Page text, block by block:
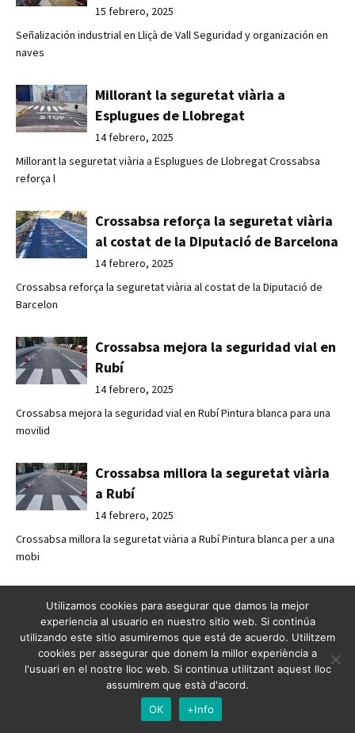
15 febrero, 2025
Señalización industrial en Lliçà de Vall Seguridad y organización en
naves
Millorant la seguretat viària a
Esplugues de Llobregat
14 febrero, 2025
Millorant la seguretat viària a Esplugues de Llobregat Crossabsa
reforça l
Crossabsa reforça la seguretat viària
al costat de la Diputació de Barcelona
14 febrero, 2025
Crossabsa reforça la seguretat viària al costat de la Diputació de
Barcelon
Crossabsa mejora la seguridad vial en
Rubí
14 febrero, 2025
Crossabsa mejora la seguridad vial en Rubí Pintura blanca para una
movilid
Crossabsa millora la seguretat viària
a Rubí
14 febrero, 2025
Crossabsa millora la seguretat viària a Rubí Pintura blanca per a una
mobi
Senyalització a la terminal de creuers
de Barcelona
14 febrero, 2025
Senyalització a la terminal de creuers de Barcelona Senyalització
Señalización en la terminal de
Utilizamos cookies para asegurar que damos la mejor
experiencia al usuario en nuestro sitio web. Si continúa
utilizando este sitio asumiremos que está de acuerdo. Utilitzem
cookies per assegurar que donem la millor experiència a
l'usuari en el nostre lloc web. Si continua utilitzant aquest lloc
assumirem que està d'acord.
OK
+Info